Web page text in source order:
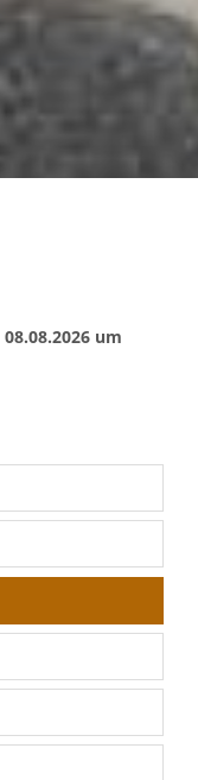
08.08.2026um